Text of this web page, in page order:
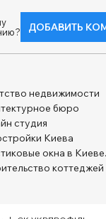
ДОБАВИТЬ
недвижимости
бюро
студия
Киева
окна в
коттеджей